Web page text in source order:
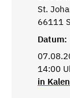
St.
66111
Datum:
14:00
in